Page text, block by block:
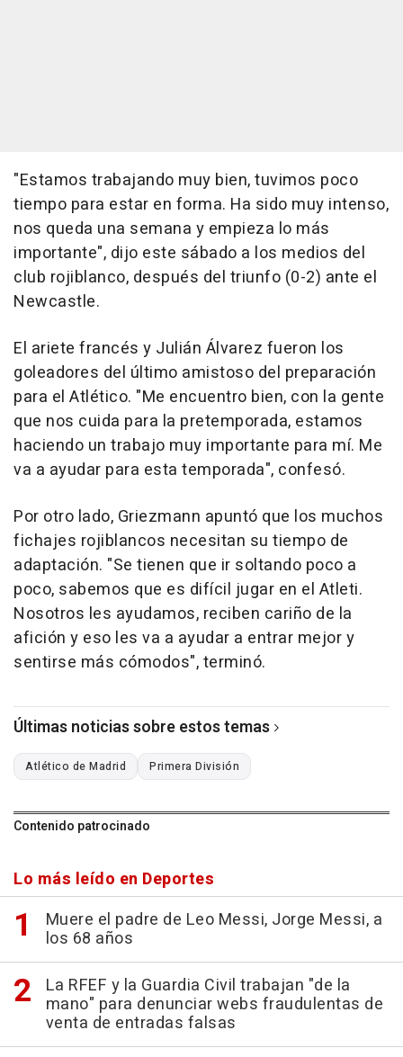
"Estamos trabajando muy bien, tuvimos poco
tiempo para estar en forma. Ha sido muy intenso,
nos queda una semana y empieza lo más
importante", dijo este sábado a los medios del
club rojiblanco, después del triunfo (0-2) ante el
Newcastle.
El ariete francés y Julián Álvarez fueron los
goleadores del último amistoso del preparación
para el Atlético. "Me encuentro bien, con la gente
que nos cuida para la pretemporada, estamos
haciendo un trabajo muy importante para mí. Me
va a ayudar para esta temporada", confesó.
Por otro lado, Griezmann apuntó que los muchos
fichajes rojiblancos necesitan su tiempo de
adaptación. "Se tienen que ir soltando poco a
poco, sabemos que es difícil jugar en el Atleti.
Nosotros les ayudamos, reciben cariño de la
afición y eso les va a ayudar a entrar mejor y
sentirse más cómodos", terminó.
Últimas noticias sobre estos temas
Atlético de Madrid Primera División
Contenido patrocinado
Lo más leído en Deportes
Muere el padre de Leo Messi, Jorge Messi, a
los 68 años
La RFEF y la Guardia Civil trabajan "de la
mano" para denunciar webs fraudulentas de
venta de entradas falsas